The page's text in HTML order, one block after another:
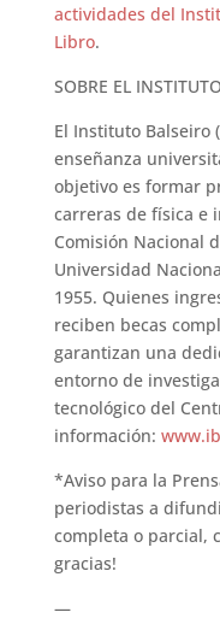
actividades del
Libro.
SOBRE EL
El Instituto Balseiro
enseñanza
objetivo es formar
carreras de física e
Comisión Nacional
Universidad
1955. Quienes
reciben becas
garantizan una
entorno de
tecnológico del
información:
*Aviso para la
periodistas a
completa o parcial,
gracias!
—